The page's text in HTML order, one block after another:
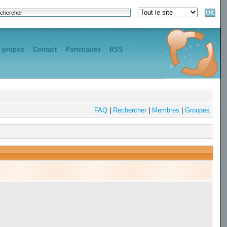
propos Contact Partenaires RSS
FAQ| Rechercher| Membres Groupes